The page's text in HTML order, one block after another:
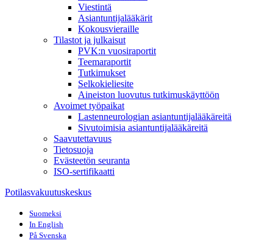
Viestintä
Asiantuntijalääkärit
Kokousvieraille
Tilastot ja julkaisut
PVK:n vuosiraportit
Teemaraportit
Tutkimukset
Selkokieliesite
Aineiston luovutus tutkimuskäyttöön
Avoimet työpaikat
Lastenneurologian asiantuntijalääkäreitä
Sivutoimisia asiantuntijalääkäreitä
Saavutettavuus
Tietosuoja
Evästeetön seuranta
ISO-sertifikaatti
Potilasvakuutuskeskus
Suomeksi
In English
På Svenska